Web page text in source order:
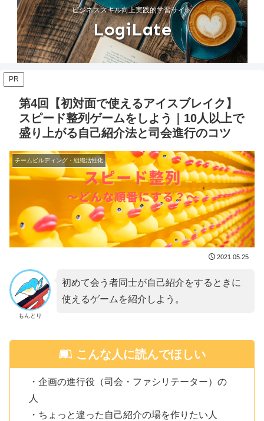
ビジネススキル向上実践的学習サイト
LogiLate
PR
第4回【初対面で使えるアイスブレイク】
スピード整列ゲームをしよう｜10人以上で
盛り上がる自己紹介法と司会進行のコツ
チームビルディング・組織活性化
2021.05.25
もんとり
初めて会う者同士が自己紹介をするときに
使えるゲームを紹介しよう。
こんな人に読んでほしい
・企画の進行役（司会・ファシリテーター）の
人
・ちょっと違った自己紹介の場を作りたい人